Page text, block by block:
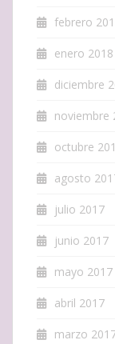
febrero
enero 2018
diciembre
noviembre
octubre
agosto
julio 2017
junio 2017
mayo 2017
abril 2017
marzo